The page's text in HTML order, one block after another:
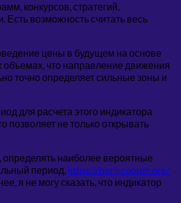
конкурсов, стратегий,
Есть возможность считать весь
цены в будущем на основе
объемах, что направление движения
точно определяет сильные зоны и
для расчета этого индикатора
не только открывать
определять наиболее вероятные
период,https://boriscooper.org/
я не могу сказать, что индикатор